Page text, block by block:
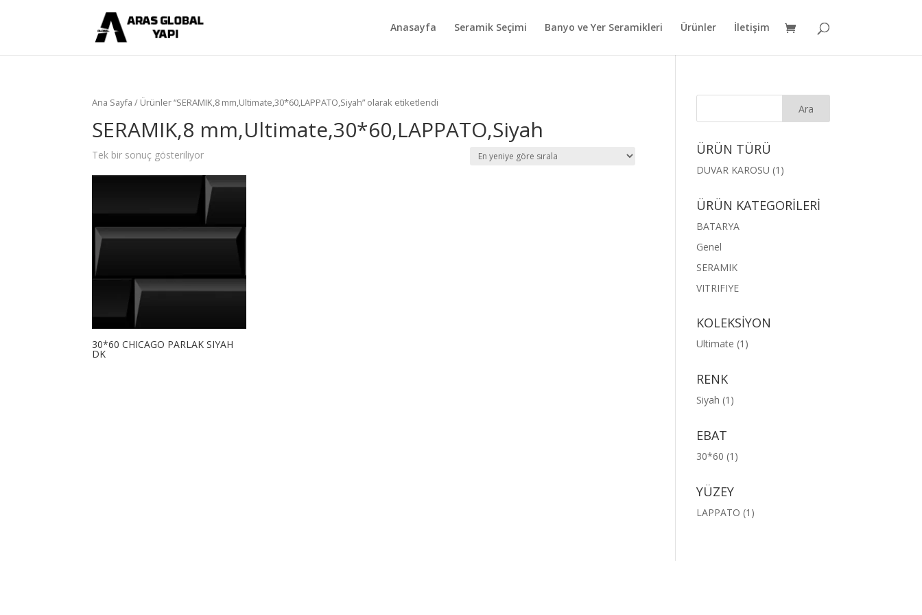
Anasayfa Seramik Seçimi Banyo ve Yer Seramikleri Ürünler İletişim
Ana Sayfa / Ürünler “SERAMIK,8 mm,Ultimate,30*60,LAPPATO,Siyah” olarak etiketlendi
SERAMIK,8 mm,Ultimate,30*60,LAPPATO,Siyah
Tek bir sonuç gösteriliyor
30*60 CHICAGO PARLAK SIYAH
DK
ÜRÜN TÜRÜ
DUVAR KAROSU (1)
ÜRÜN KATEGORİLERİ
BATARYA
Genel
SERAMIK
VITRIFIYE
KOLEKSİYON
Ultimate (1)
RENK
Siyah (1)
EBAT
30*60 (1)
YÜZEY
LAPPATO (1)